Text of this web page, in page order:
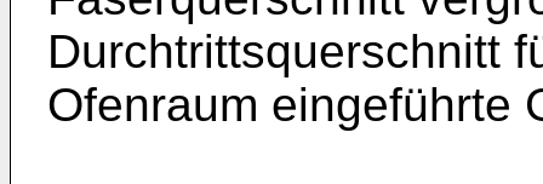
Durchtrittsquerschnitt
Ofenraum eingeführte